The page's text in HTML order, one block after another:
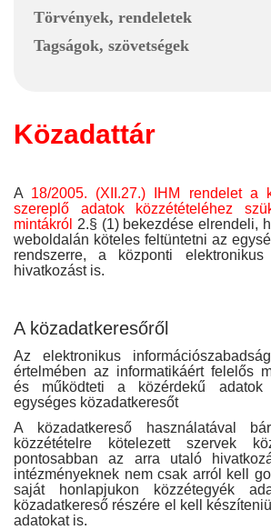
Törvények, rendeletek
Tagságok, szövetségek
Közadattár
A 18/2005. (XII.27.) IHM rendelet a
szereplő adatok közzétételéhez
mintákról 2.§ (1) bekezdése elrendeli,
weboldalán köteles feltüntetni az
rendszerre, a központi
hivatkozást is.
A közadatkeresőről
Az elektronikus
értelmében az informatikáért felelős
és működteti a közérdekű
egységes közadatkeresőt
A közadatkereső használatával
közzétételre kötelezett szervek
pontosabban az arra utaló
intézményeknek nem csak arról kell
saját honlapjukon közzétegyék
közadatkereső részére el kell
adatokat is.